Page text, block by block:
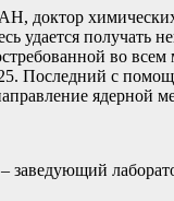
доктор
удается
во
Последний с
ядерной
заведующий